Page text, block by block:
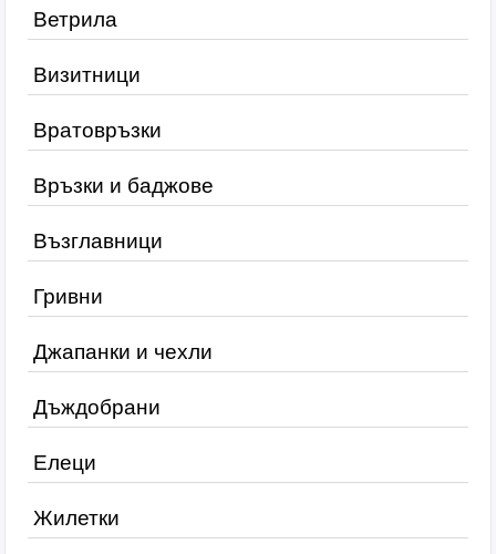
Ветрила
Визитници
Вратовръзки
Връзки и баджове
Възглавници
Гривни
Джапанки и чехли
Дъждобрани
Елеци
Жилетки